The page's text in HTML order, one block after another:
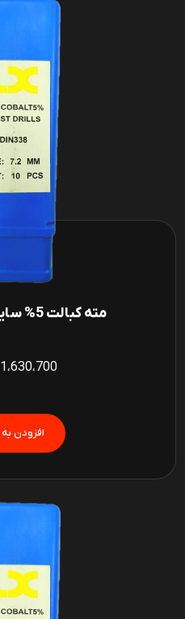
مته کبالت 5% سایز LX 11.3mm
1،630،700